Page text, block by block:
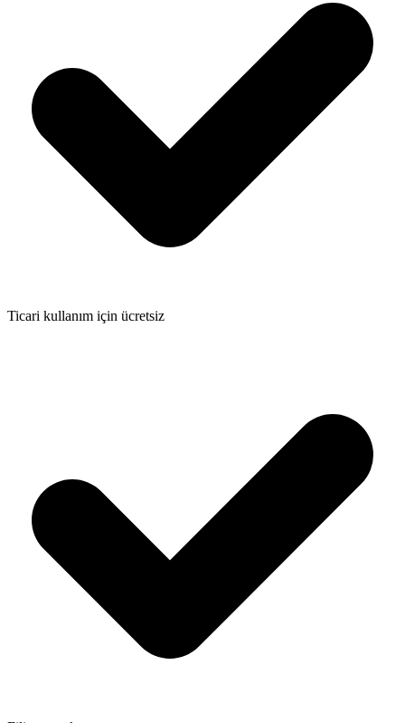
Ticari kullanım için ücretsiz